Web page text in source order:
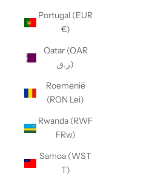
Portugal (EUR
€)
Qatar (QAR
ر.ق)
Roemenië
(RON Lei)
Rwanda (RWF
FRw)
Samoa (WST
T)